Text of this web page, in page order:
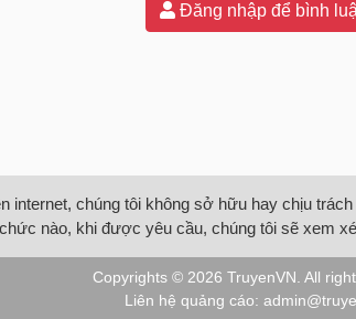
Đăng nhập để bình
chúng tôi không sở hữu hay chịu
chức nào, khi được yêu cầu, chúng tôi sẽ xem
Copyrights © 2026 TruyenVN . All
Liên hệ quảng cáo: